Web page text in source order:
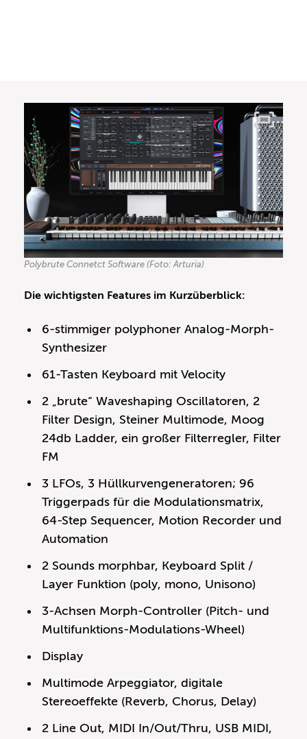
Polybrute Connetct Software (Foto: Arturia)
Die wichtigsten Features im Kurzüberblick:
6-stimmiger polyphoner Analog-Morph-
Synthesizer
61-Tasten Keyboard mit Velocity
2 „brute“ Waveshaping Oscillatoren, 2
Filter Design, Steiner Multimode, Moog
24db Ladder, ein großer Filterregler, Filter
FM
3 LFOs, 3 Hüllkurvengeneratoren; 96
Triggerpads für die Modulationsmatrix,
64-Step Sequencer, Motion Recorder und
Automation
2 Sounds morphbar, Keyboard Split /
Layer Funktion (poly, mono, Unisono)
3-Achsen Morph-Controller (Pitch- und
Multifunktions-Modulations-Wheel)
Display
Multimode Arpeggiator, digitale
Stereoeffekte (Reverb, Chorus, Delay)
2 Line Out, MIDI In/Out/Thru, USB MIDI,